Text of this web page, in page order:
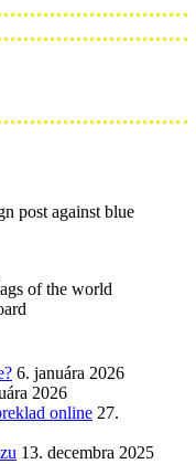
post against blue
of the world
6. januára 2026
2026
online 27.
13. decembra 2025